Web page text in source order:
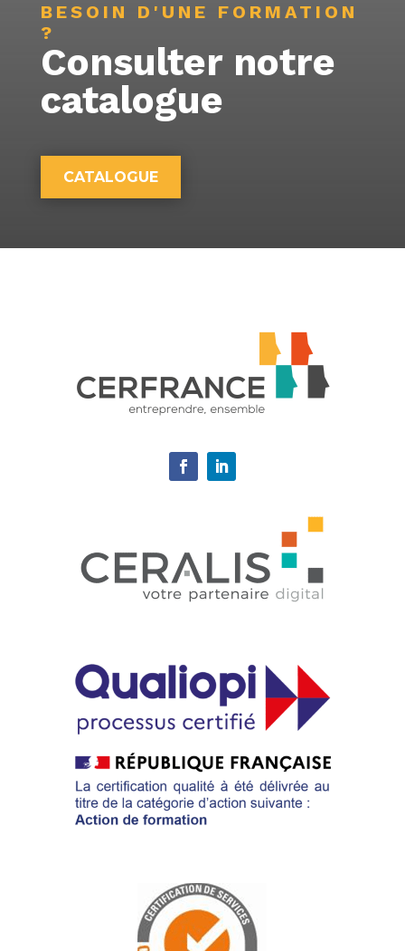
BESOIN D'UNE FORMATION
?
Consulter notre
catalogue
CATALOGUE